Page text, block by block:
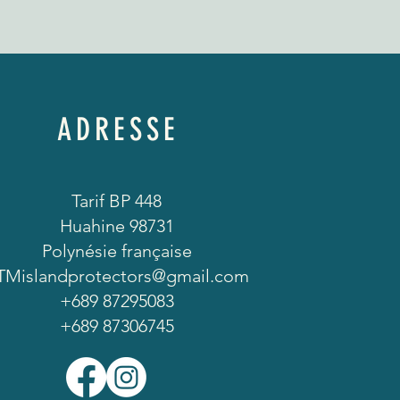
ADRESSE
Tarif BP 448
Huahine 98731
Polynésie française
+689 87295083
+689 87306745